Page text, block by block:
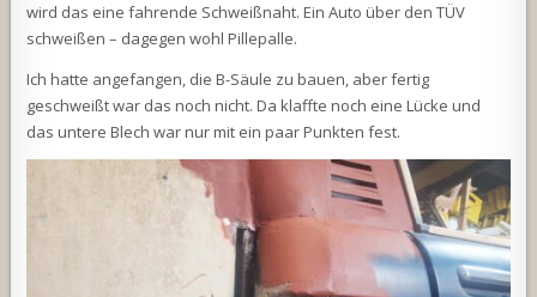
wird das eine fahrende Schweißnaht. Ein Auto über den TÜV
schweißen – dagegen wohl Pillepalle.
Ich hatte angefangen, die B-Säule zu bauen, aber fertig
geschweißt war das noch nicht. Da klaffte noch eine Lücke und
das untere Blech war nur mit ein paar Punkten fest.